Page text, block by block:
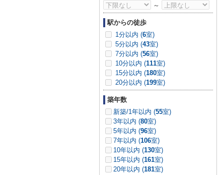
～
駅からの徒歩
1分以内 (6室)
5分以内 (43室)
7分以内 (56室)
10分以内 (111室)
15分以内 (180室)
20分以内 (199室)
築年数
新築/1年以内 (55室)
3年以内 (80室)
5年以内 (96室)
7年以内 (106室)
10年以内 (130室)
15年以内 (161室)
20年以内 (181室)